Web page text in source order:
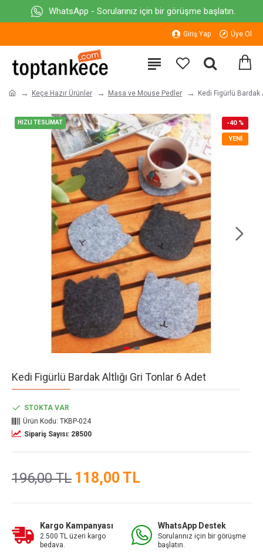
WhatsApp - Sorularınız için bir görüşme başlatın.
Giriş Yap Üye Ol
Keçe Hazır Ürünler Masa ve Mouse Pedler Kedi Figürlü Bardak
HIZLI TESLİMAT
YENI
-40 %
Kedi Figürlü Bardak Altlığı Gri Tonlar 6 Adet
118,00 TL
196,00 TL
STOKTA VAR
Ürün Kodu: TKBP-024
Sipariş Sayısı: 28500
Kargo Kampanyası
2.500 TL üzeri kargo
bedava.
WhatsApp Destek
Sorularınız için bir görüşme
başlatın.